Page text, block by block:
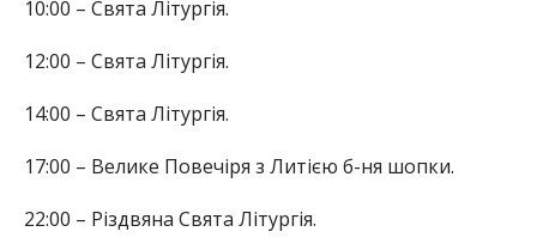
10:00 – Свята Літургія.
12:00 – Свята Літургія.
14:00 – Свята Літургія.
17:00 – Велике Повечіря з Литією б-ня шопки.
22:00 – Різдвяна Свята Літургія.